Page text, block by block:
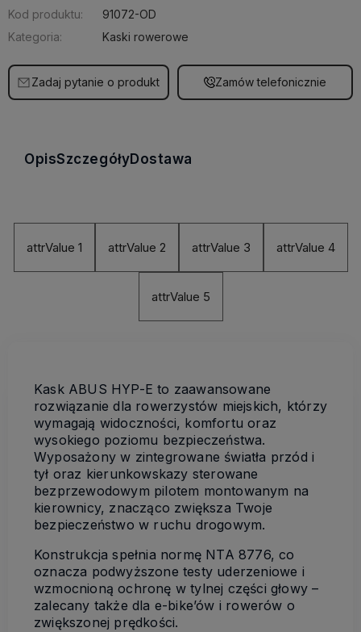
Kod produktu:
91072-OD
Kategoria:
Kaski rowerowe
Zadaj pytanie o produkt Zamów telefonicznie
OpisSzczegółyDostawa
attrValue 1 attrValue 2 attrValue 3 attrValue 4
attrValue 5
Kask ABUS HYP-E to zaawansowane
rozwiązanie dla rowerzystów miejskich, którzy
wymagają widoczności, komfortu oraz
wysokiego poziomu bezpieczeństwa.
Wyposażony w zintegrowane światła przód i
tył oraz kierunkowskazy sterowane
bezprzewodowym pilotem montowanym na
kierownicy, znacząco zwiększa Twoje
bezpieczeństwo w ruchu drogowym.
Konstrukcja spełnia normę NTA 8776, co
oznacza podwyższone testy uderzeniowe i
wzmocnioną ochronę w tylnej części głowy –
zalecany także dla e-bike’ów i rowerów o
zwiększonej prędkości.